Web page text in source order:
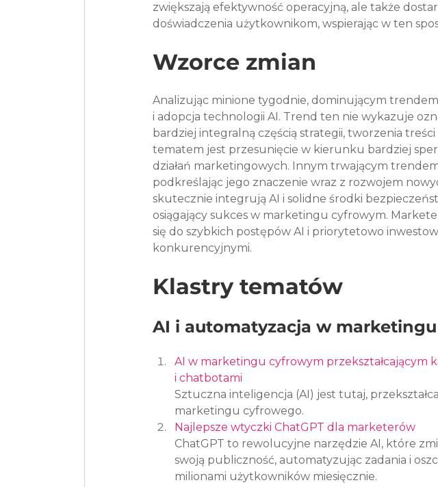
zwiększają efektywność operacyjną, ale także
doświadczenia użytkownikom, wspierając w ten
Wzorce zmian
Analizując minione tygodnie, dominującym
i adopcja technologii AI. Trend ten nie wykazuje
bardziej integralną częścią strategii, tworzenia treści
tematem jest przesunięcie w kierunku bardziej
działań marketingowych. Innym trwającym
podkreślając jego znaczenie wraz z rozwojem
skutecznie integrują AI i solidne środki
osiągający sukces w marketingu cyfrowym.
się do szybkich postępów AI i priorytetowo
konkurencyjnymi.
Klastry tematów
AI i automatyzacja w
AI w marketingu cyfrowym przekształcającym
i chatbotami
Sztuczna inteligencja (AI) jest tutaj,
marketingu cyfrowego.
Najlepsze wtyczki ChatGPT dla marketerów
ChatGPT to rewolucyjne narzędzie AI, które
swoją publiczność, automatyzując zadania i
milionami użytkowników miesięcznie.